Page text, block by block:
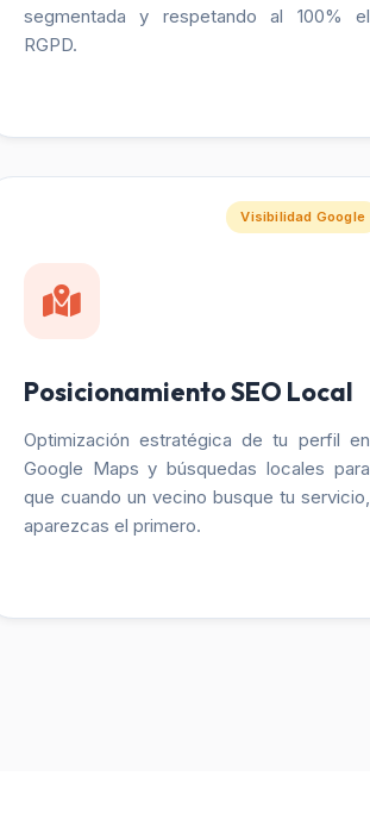
segmentada y respetando al 100% el
RGPD.
Visibilidad Google
Posicionamiento SEO Local
Optimización estratégica de tu perfil en
Google Maps y búsquedas locales para
que cuando un vecino busque tu servicio,
aparezcas el primero.